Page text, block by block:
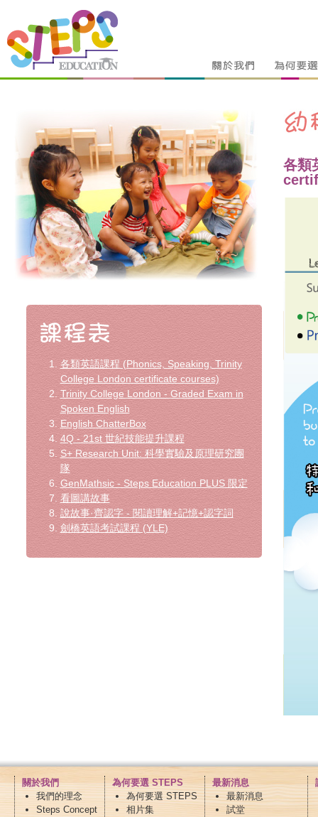
各類英語課程 (Phonics, Speaking, Trinity
College London certificate courses)
Trinity College London - Graded Exam in
Spoken English
English ChatterBox
4Q - 21st 世紀技能提升課程
S+ Research Unit: 科學實驗及原理研究團
隊
GenMathsic - Steps Education PLUS 限定
看圖講故事
說故事·齊認字 - 閱讀理解+記憶+認字詞
劍橋英語考試課程 (YLE)
各類
關於我們
我們的理念
Steps Concept
為何要選 STEPS
為何要選 STEPS
相片集
最新消息
最新消息
試堂